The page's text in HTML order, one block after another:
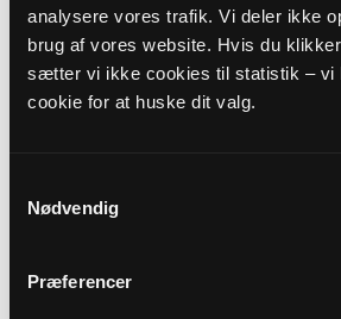
analysere vores trafik. Vi deler ikke
brug af vores website. Hvis du klikker
sætter vi ikke cookies til statistik – vi
cookie for at huske dit valg.
Nødvendig
Præferencer
Alle